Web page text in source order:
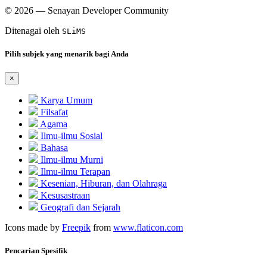
© 2026 — Senayan Developer Community
Ditenagai oleh SLiMS
Pilih subjek yang menarik bagi Anda
×
Karya Umum
Filsafat
Agama
Ilmu-ilmu Sosial
Bahasa
Ilmu-ilmu Murni
Ilmu-ilmu Terapan
Kesenian, Hiburan, dan Olahraga
Kesusastraan
Geografi dan Sejarah
Icons made by Freepik from www.flaticon.com
Pencarian Spesifik